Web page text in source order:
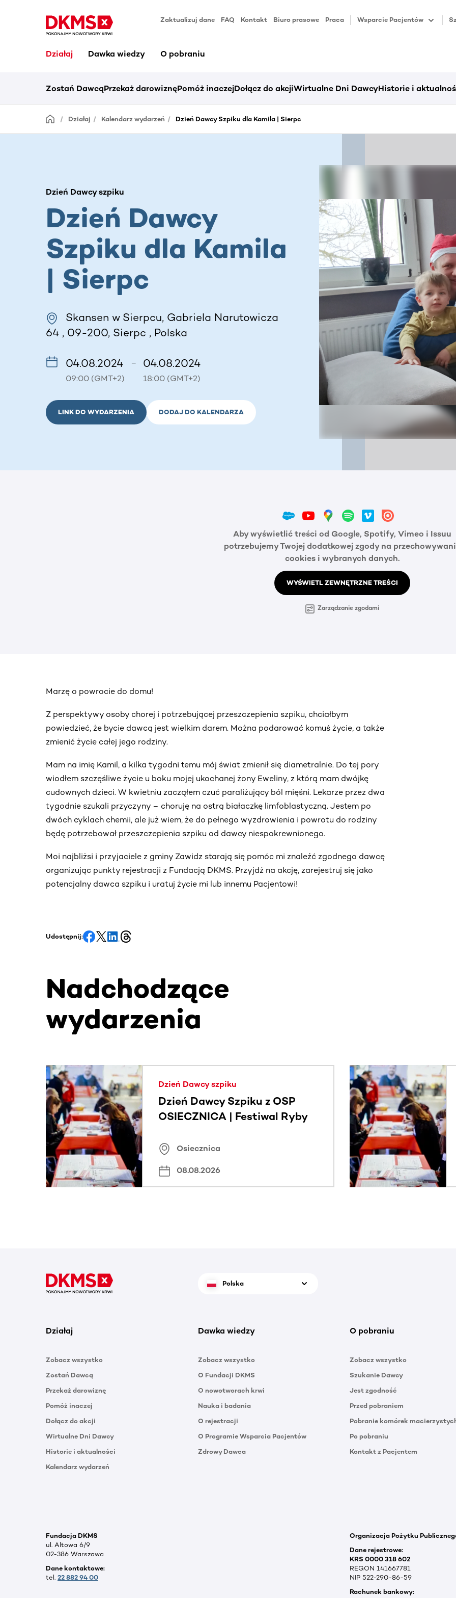
Zaktualizuj dane FAQ Kontakt Biuro prasowe Praca Wsparcie Pacjentów
Działaj Dawka wiedzy O pobraniu
Zostań DawcąPrzekaż darowiznęPomóż inaczejDołącz do akcjiWirtualne Dni DawcyHistorie i
Działaj Kalendarz wydarzeń Dzień Dawcy Szpiku dla Kamila | Sierpc
Dzień Dawcy szpiku
Dzień Dawcy
Szpiku dla Kamila
| Sierpc
Skansen w Sierpcu, Gabriela Narutowicza
64 , 09-200, Sierpc , Polska
04.08.2024
09:00 (GMT+2)
– 04.08.2024
18:00 (GMT+2)
LINK DO WYDARZENIA DODAJ DO KALENDARZA
Aby wyświetlić treści od Google, Spotify, Vimeo i Issuu
potrzebujemy Twojej dodatkowej zgody na
cookies i wybranych danych.
WYŚWIETL ZEWNĘTRZNE TREŚCI
Zarządzanie zgodami
Marzę o powrocie do domu!
Z perspektywy osoby chorej i potrzebującej przeszczepienia szpiku, chciałbym
powiedzieć, że bycie dawcą jest wielkim darem. Można podarować komuś życie, a także
zmienić życie całej jego rodziny.
Mam na imię Kamil, a kilka tygodni temu mój świat zmienił się diametralnie. Do tej pory
wiodłem szczęśliwe życie u boku mojej ukochanej żony Eweliny, z którą mam dwójkę
cudownych dzieci. W kwietniu zacząłem czuć paraliżujący ból mięśni. Lekarze przez dwa
tygodnie szukali przyczyny – choruję na ostrą białaczkę limfoblastyczną. Jestem po
dwóch cyklach chemii, ale już wiem, że do pełnego wyzdrowienia i powrotu do rodziny
będę potrzebował przeszczepienia szpiku od dawcy niespokrewnionego.
Moi najbliżsi i przyjaciele z gminy Zawidz starają się pomóc mi znaleźć zgodnego dawcę
organizując punkty rejestracji z Fundacją DKMS. Przyjdź na akcję, zarejestruj się jako
potencjalny dawca szpiku i uratuj życie mi lub innemu Pacjentowi!
Udostępnij:
Nadchodzące
wydarzenia
Ta sekcja zawiera treści przewijane w poziomie. Użyj klawisza Tab lub przesuń palcem, aby zobaczyć
Dzień Dawcy szpiku
Dzień Dawcy Szpiku z OSP
OSIECZNICA | Festiwal Ryby
Osiecznica
08.08.2026
Polska
Działaj
Zobacz wszystko
Zostań Dawcą
Przekaż darowiznę
Pomóż inaczej
Dołącz do akcji
Wirtualne Dni Dawcy
Historie i aktualności
Kalendarz wydarzeń
Dawka wiedzy
Zobacz wszystko
O Fundacji DKMS
O nowotworach krwi
Nauka i badania
O rejestracji
O Programie Wsparcia Pacjentów
Zdrowy Dawca
O pobraniu
Zobacz wszystko
Szukanie Dawcy
Jest zgodność
Przed pobraniem
Pobranie komórek
Po pobraniu
Kontakt z Pacjentem
Fundacja DKMS
ul. Altowa 6/9
02-386 Warszawa
Dane kontaktowe:
tel. 22 882 94 00
Organizacja Pożytku
Dane rejestrowe:
KRS 0000 318 602
REGON 141667781
NIP 522-290-86-59
Rachunek bankowy: